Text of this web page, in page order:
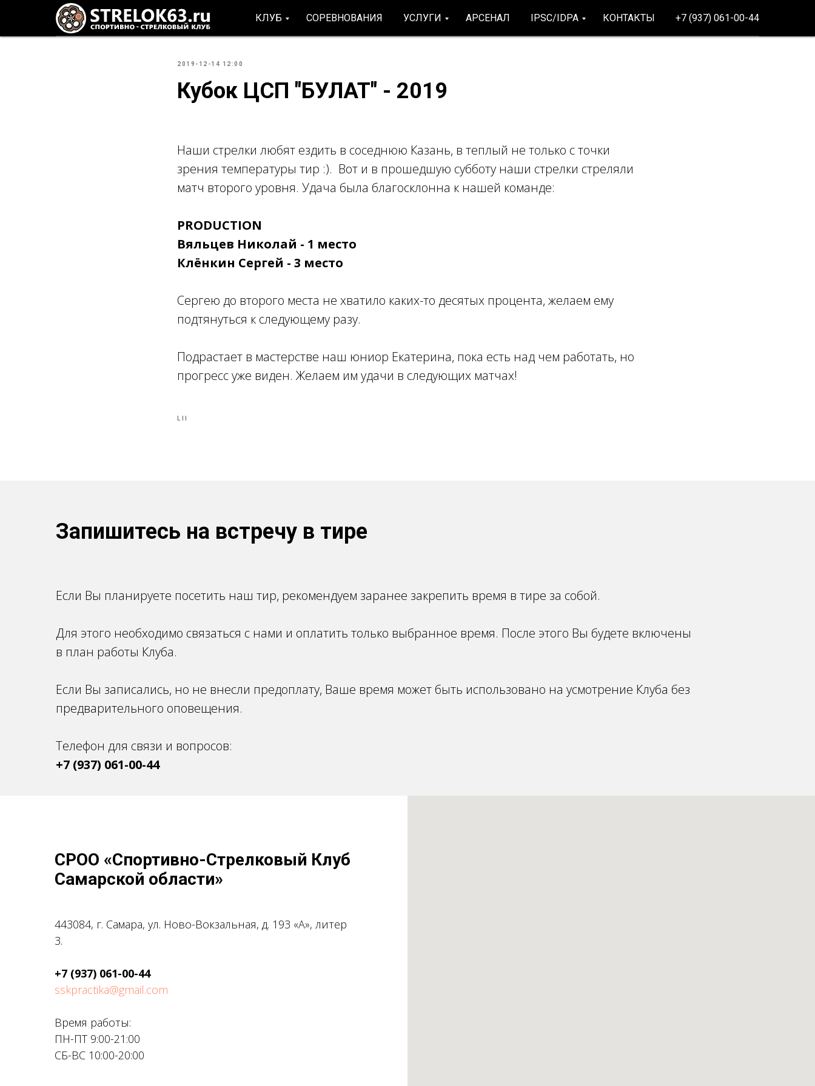
КЛУБ СОРЕВНОВАНИЯ УСЛУГИ АРСЕНАЛ IPSC/IDPA КОНТАКТЫ +7 (937) 061-00-44
2019-12-14 12:00
Кубок ЦСП "БУЛАТ" - 2019
Наши стрелки любят ездить в соседнюю Казань, в теплый не только с точки
зрения температуры тир :). Вот и в прошедшую субботу наши стрелки стреляли
матч второго уровня. Удача была благосклонна к нашей команде:
PRODUCTION
Вяльцев Николай - 1 место
Клёнкин Сергей - 3 место
Сергею до второго места не хватило каких-то десятых процента, желаем ему
подтянуться к следующему разу.
Подрастает в мастерстве наш юниор Екатерина, пока есть над чем работать, но
прогресс уже виден. Желаем им удачи в следующих матчах!
LII
Запишитесь на встречу в тире
Если Вы планируете посетить наш тир, рекомендуем заранее закрепить время в тире за собой.
Для этого необходимо связаться с нами и оплатить только выбранное время. После этого Вы будете включены
в план работы Клуба.
Если Вы записались, но не внесли предоплату, Ваше время может быть использовано на усмотрение Клуба без
предварительного оповещения.
Телефон для связи и вопросов:
+7 (937) 061-00-44
СРОО «Спортивно-Стрелковый Клуб
Самарской области»
443084, г. Самара, ул. Ново-Вокзальная, д. 193 «А», литер
3.
+7 (937) 061-00-44
sskpractika@gmail.com
Время работы:
ПН-ПТ 9:00-21:00
СБ-ВС 10:00-20:00